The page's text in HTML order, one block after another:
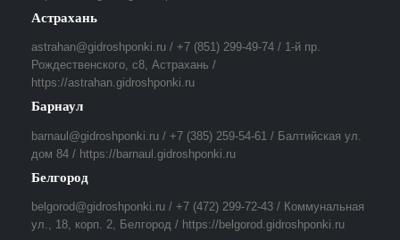
Астрахань
astrahan@gidroshponki.ru / +7 (851) 299-49-74 / 1-й пр.
Рождественского, с8, Астрахань /
https://astrahan.gidroshponki.ru
Барнаул
barnaul@gidroshponki.ru / +7 (385) 259-54-61 / Балтийская ул.
дом 84 / https://barnaul.gidroshponki.ru
Белгород
belgorod@gidroshponki.ru / +7 (472) 299-72-43 / Коммунальная
ул., 18, корп. 2, Белгород / https://belgorod.gidroshponki.ru